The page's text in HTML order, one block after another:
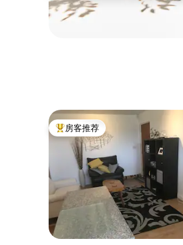
热门「房客推荐」
房客推荐